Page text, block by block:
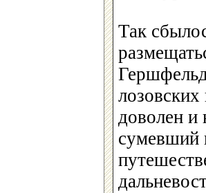
Так
доволен
сумевший